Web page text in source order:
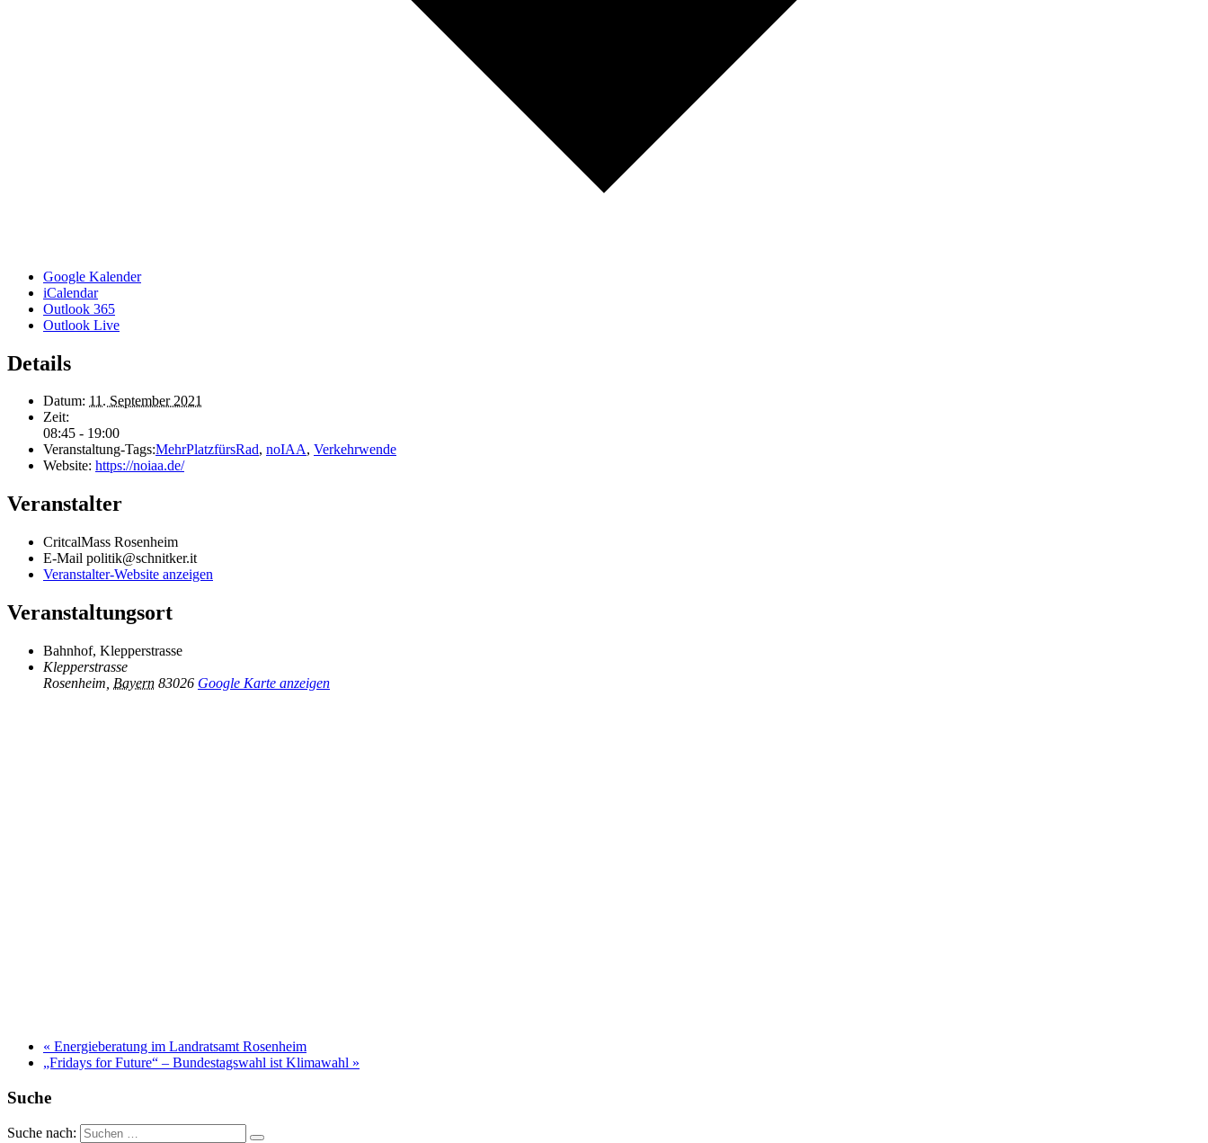
Google Kalender
iCalendar
Outlook 365
Outlook Live
Details
Datum: 11. September 2021
Zeit:
08:45 - 19:00
Veranstaltung-Tags:MehrPlatzfürsRad, noIAA, Verkehrwende
Website: https://noiaa.de/
Veranstalter
CritcalMass Rosenheim
E-Mail politik@schnitker.it
Veranstalter-Website anzeigen
Veranstaltungsort
Bahnhof, Klepperstrasse
Klepperstrasse
Rosenheim Bayern 83026 Google Karte anzeigen
« Energieberatung im Landratsamt Rosenheim
„Fridays for Future“ – Bundestagswahl ist Klimawahl »
Suche
Suche nach: